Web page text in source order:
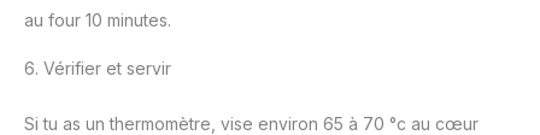
au four 10 minutes.
6. Vérifier et servir
Si tu as un thermomètre, vise environ 65 à 70 °c au cœur